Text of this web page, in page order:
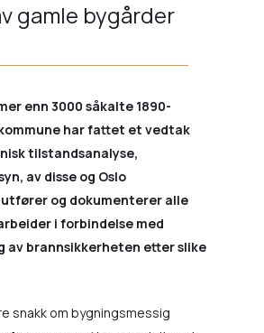
gamle bygårder
enn 3000 såkalte 1890-
har fattet et vedtak
tilstandsanalyse,
av disse og Oslo
og dokumenterer alle
i forbindelse med
av brannsikkerheten etter slike
snakk om bygningsmessig